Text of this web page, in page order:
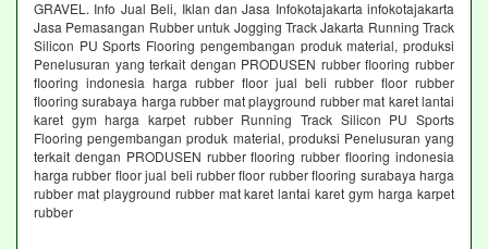
GRAVEL. Info Jual Beli, Iklan dan Jasa Infokotajakarta infokotajakarta
Jasa Pemasangan Rubber untuk Jogging Track Jakarta Running Track
Silicon PU Sports Flooring pengembangan produk material, produksi
Penelusuran yang terkait dengan PRODUSEN rubber flooring rubber
flooring indonesia harga rubber floor jual beli rubber floor rubber
flooring surabaya harga rubber mat playground rubber mat karet lantai
karet gym harga karpet rubber Running Track Silicon PU Sports
Flooring pengembangan produk material, produksi Penelusuran yang
terkait dengan PRODUSEN rubber flooring rubber flooring indonesia
harga rubber floor jual beli rubber floor rubber flooring surabaya harga
rubber mat playground rubber mat karet lantai karet gym harga karpet
rubber